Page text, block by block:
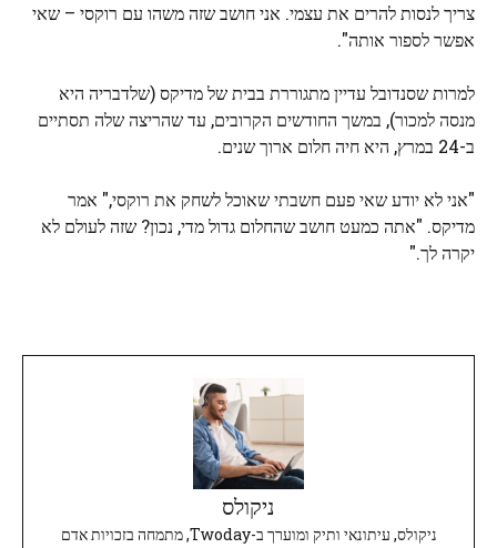
צריך לנסות להרים את עצמי. אני חושב שזה משהו עם רוקסי – שאי
אפשר לספור אותה".
למרות שסנדובל עדיין מתגוררת בבית של מדיקס (שלדבריה היא
מנסה למכור), במשך החודשים הקרובים, עד שהריצה שלה תסתיים
ב-24 במרץ, היא חיה חלום ארוך שנים.
"אני לא יודע שאי פעם חשבתי שאוכל לשחק את רוקסי," אמר
מדיקס. "אתה כמעט חושב שהחלום גדול מדי, נכון? שזה לעולם לא
יקרה לך."
ניקולס
ניקולס, עיתונאי ותיק ומוערך ב-Twoday, מתמחה בזכויות אדם